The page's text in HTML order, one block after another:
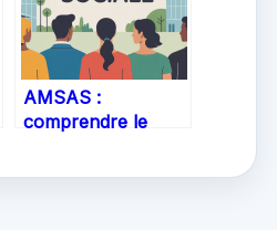
AMSAS :
comprendre le